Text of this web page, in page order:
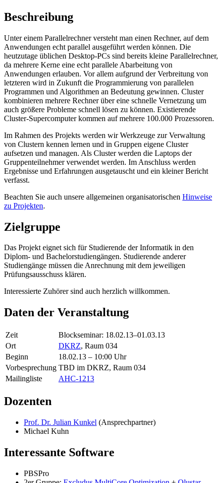
Beschreibung
Unter einem Parallelrechner versteht man einen Rechner, auf dem
Anwendungen echt parallel ausgeführt werden können. Die
heutzutage üblichen Desktop-PCs sind bereits kleine Parallelrechner,
da mehrere Kerne eine echt parallele Abarbeitung von
Anwendungen erlauben. Vor allem aufgrund der Verbreitung von
letzteren wird in Zukunft die Programmierung von parallelen
Programmen und Algorithmen an Bedeutung gewinnen. Cluster
kombinieren mehrere Rechner über eine schnelle Vernetzung um
auch größere Probleme schnell lösen zu können. Existierende
Cluster-Supercomputer kommen auf mehrere 100.000 Prozessoren.
Im Rahmen des Projekts werden wir Werkzeuge zur Verwaltung
von Clustern kennen lernen und in Gruppen eigene Cluster
aufsetzen und managen. Als Cluster werden die Laptops der
Gruppenteilnehmer verwendet werden. Im Anschluss werden
Ergebnisse und Erfahrungen ausgetauscht und ein kleiner Bericht
verfasst.
Beachten Sie auch unsere allgemeinen organisatorischen Hinweise
zu Projekten.
Zielgruppe
Das Projekt eignet sich für Studierende der Informatik in den
Diplom- und Bachelorstudiengängen. Studierende anderer
Studiengänge müssen die Anrechnung mit dem jeweiligen
Prüfungsausschuss klären.
Interessierte Zuhörer sind auch herzlich willkommen.
Daten der Veranstaltung
Zeit
Blockseminar: 18.02.13–01.03.13
Ort
DKRZ, Raum 034
Beginn
18.02.13 – 10:00 Uhr
Vorbesprechung TBD im DKRZ, Raum 034
Mailingliste
AHC-1213
Dozenten
Prof. Dr. Julian Kunkel (Ansprechpartner)
Michael Kuhn
Interessante Software
PBSPro